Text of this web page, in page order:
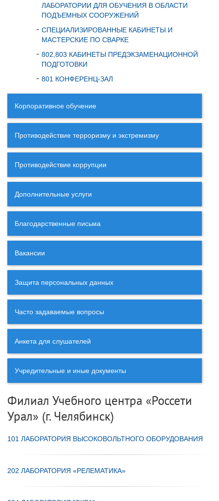
ЛАБОРАТОРИИ ДЛЯ ОБУЧЕНИЯ В ОБЛАСТИ
ПОДЪЕМНЫХ СООРУЖЕНИЙ
СПЕЦИАЛИЗИРОВАННЫЕ КАБИНЕТЫ И
МАСТЕРСКИЕ ПО СВАРКЕ
802,803 КАБИНЕТЫ ПРЕДЭКЗАМЕНАЦИОННОЙ
ПОДГОТОВКИ
801 КОНФЕРЕНЦ-ЗАЛ
Корпоративное обучение
Противодействие терроризму и экстремизму
Противодействие коррупции
Дополнительные услуги
Благодарственные письма
Вакансии
Защита персональных данных
Часто задаваемые вопросы
Анкета для слушателей
Учредительные и иные документы
Филиал Учебного центра «Россети
Урал» (г. Челябинск)
101 ЛАБОРАТОРИЯ ВЫСОКОВОЛЬТНОГО ОБОРУДОВАНИЯ
202 ЛАБОРАТОРИЯ «РЕЛЕМАТИКА»